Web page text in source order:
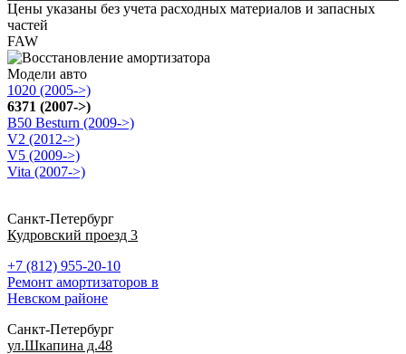
Цены указаны без учета расходных материалов и запасных
частей
FAW
Модели авто
1020 (2005->)
6371 (2007->)
B50 Besturn (2009->)
V2 (2012->)
V5 (2009->)
Vita (2007->)
Санкт-Петербург
Кудровский проезд 3
+7 (812) 955-20-10
Ремонт амортизаторов в
Невском районе
Санкт-Петербург
ул.Шкапина д.48